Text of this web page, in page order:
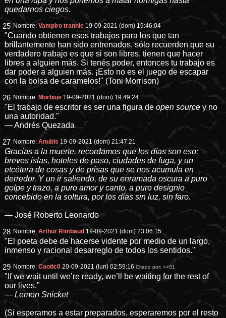
quedarnos ciegos.
25 Nombre:Vampiro trannie 19-09-2021 (dom) 19:46:04
"Cuando obtienen esos trabajos para los que tan
brillantemente han sido entrenados, sólo recuerden que su
verdadero trabajo es que si son libres, tienen que hacer
libres a alguien más. Si tenés poder, entonces tu trabajo es
dar poder a alguien más. ¡Esto no es el juego de escapar
con la bolsa de caramelos!" (Toni Morrison)
26 Nombre: Morbius 19-09-2021 (dom) 19:49:24
"El trabajo de escritor es ser una figura de open sourcey no
una autoridad."
— Andrés Quezada
27 Nombre:Anubis 19-09-2021 (dom) 21:47:21
Gracias a la muerte, recordamos que los días son eso:
breves islas, hoteles de paso, ciudades de fuga, y un
etcétera de cosas y de prisas que se nos acumula en
derredor. Y un ir saliendo, de su enramada oscura a puro
golpe y trazo, a puro amor y canto, a puro designio
concebido en la soltura, por los días sin luz, sin faro.
— José Roberto Leonardo
28 Nombre:Arthur Rimbaud 19-09-2021 (dom) 23:06:15
"El poeta debe de hacerse vidente por medio de un largo,
inmenso y racional desarreglo de todos los sentidos."
29 Nombre:Caotic0 20-09-2021 (lun) 02:59:16 Citado por:>>31
"If we wait until we’re ready, we’ll be waiting for the rest of
our lives."
— Lemon Snicket
(Si esperamos a estar preparados, esperaremos por el resto